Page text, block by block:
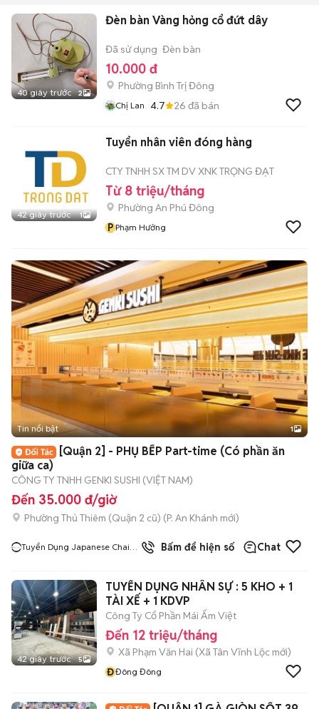
40 giây trước 2
Đèn bàn Vàng hỏng cổ đứt dây
Đã sử dụng Đèn bàn
10.000 đ
Phường Bình Trị Đông
Chị Lan 4.7 26 đã bán
42 giây trước 1
Tuyển nhân viên đóng hàng
CTY TNHH SX TM DV XNK TRỌNG ĐẠT
Từ 8 triệu/tháng
Phường An Phú Đông
P Phạm Hưởng
Tin nổi bật 1
[Quận 2] - PHỤ BẾP Part-time (Có phần ăn
giữa ca)
CÔNG TY TNHH GENKI SUSHI (VIỆT NAM)
Đến 35.000 đ/giờ
Phường Thủ Thiêm (Quận 2 cũ) (P. An Khánh mới)
Tuyển Dụng Japanese Chain
Bấm để hiện số Chat
42 giây trước 5
TUYỂN DỤNG NHÂN SỰ : 5 KHO + 1
TÀI XẾ + 1 KDVP
Công Ty Cổ Phần Mái Ấm Việt
Đến 12 triệu/tháng
Xã Phạm Văn Hai (Xã Tân Vĩnh Lộc mới)
ĐĐông Đông